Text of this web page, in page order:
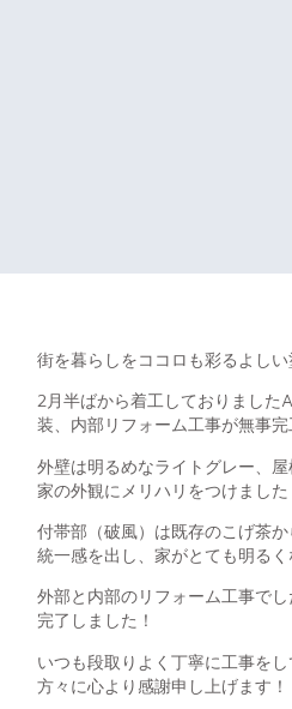
街を暮らしをココロも彩るよし
2月半ばから着工しておりました
装、内部リフォーム工事が無事完
外壁は明るめなライトグレー、
家の外観にメリハリをつけました
付帯部（破風）は既存のこげ茶
統一感を出し、家がとても明るく
外部と内部のリフォーム工事で
完了しました！
いつも段取りよく丁寧に工事を
方々に心より感謝申し上げます！